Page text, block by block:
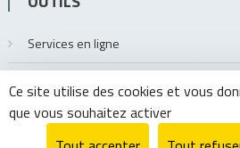
Services en ligne
Ce site utilise des cookies et vous
que vous souhaitez activer